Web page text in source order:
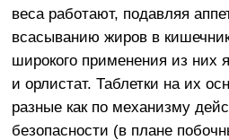
веса работают, подавляя
всасыванию жиров в
широкого применения из них
и орлистат. Таблетки на их
разные как по механизму
безопасности (в плане